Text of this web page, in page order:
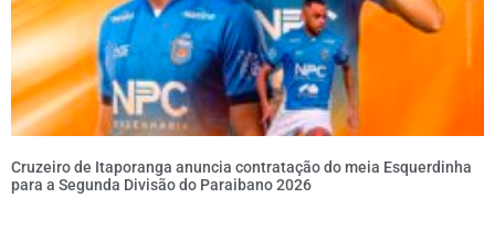
Cruzeiro de Itaporanga anuncia contratação do meia Esquerdinha
para a Segunda Divisão do Paraibano 2026